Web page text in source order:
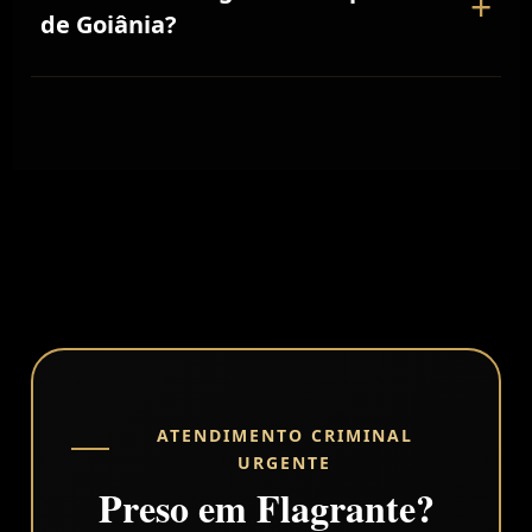
Advogado acompanha expedição do alvará
cautelares (comparecimento mensal,
proibição de frequentar lugares,
de Goiânia?
custódia independente do local da prisão.
ATENDIMENTO CRIMINAL
URGENTE
Preso em Flagrante?